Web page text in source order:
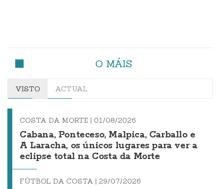
O MÁIS
VISTO ACTUAL
COSTA DA MORTE | 01/08/2026
Cabana, Ponteceso, Malpica, Carballo e
A Laracha, os únicos lugares para ver a
eclipse total na Costa da Morte
FÚTBOL DA COSTA | 29/07/2026